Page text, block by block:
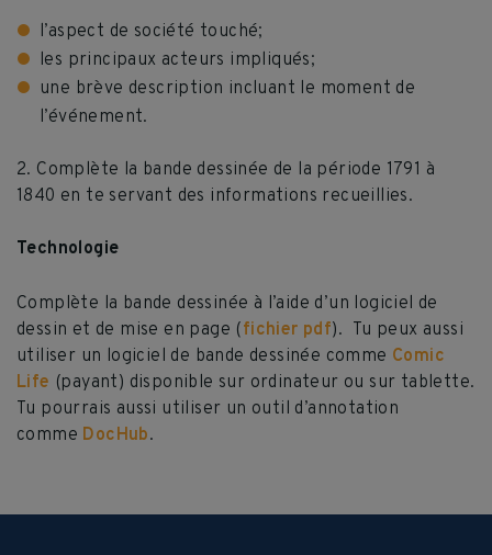
l’aspect de société touché;
les principaux acteurs impliqués;
une brève description incluant le moment de
l’événement.
2. Complète la bande dessinée de la période 1791 à
1840 en te servant des informations recueillies.
Technologie
Complète la bande dessinée à l’aide d’un logiciel de
dessin et de mise en page (fichier pdf). Tu peux aussi
utiliser un logiciel de bande dessinée comme Comic
Life (payant) disponible sur ordinateur ou sur tablette.
Tu pourrais aussi utiliser un outil d’annotation
comme DocHub.